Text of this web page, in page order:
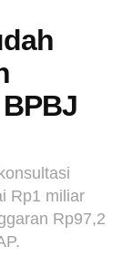
Rp1 miliar
Rp97,2